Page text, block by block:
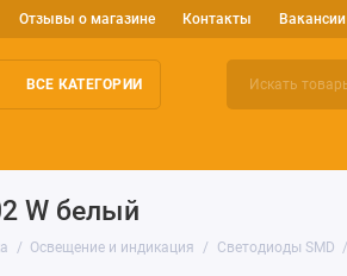
Отзывы о магазине Контакты Вакансии
ВСЕ КАТЕГОРИИ
W белый
Освещение и индикация Светодиоды SMD